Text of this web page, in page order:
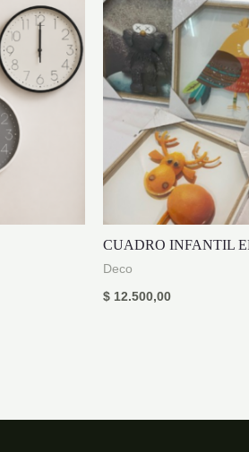
CUADRO INFANTIL
Deco
$ 12.500,00